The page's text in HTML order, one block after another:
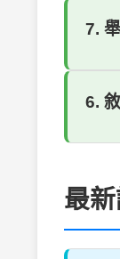
7.
6.
最